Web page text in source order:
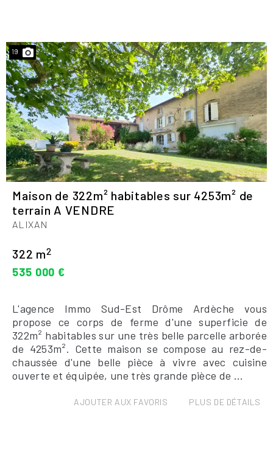
19
Maison de 322m² habitables sur 4253m² de
terrain A VENDRE
ALIXAN
322 m2
535 000 €
L'agence Immo Sud-Est Drôme Ardèche vous
propose ce corps de ferme d'une superficie de
322m² habitables sur une très belle parcelle arborée
de 4253m². Cette maison se compose au rez-de-
chaussée d'une belle pièce à vivre avec cuisine
ouverte et équipée, une très grande pièce de ...
AJOUTER AUX FAVORIS PLUS DE DÉTAILS